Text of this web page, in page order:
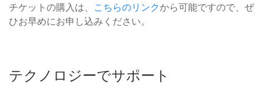
チケットの購入は、 こちらのリンクから可能ですので、ぜ
ひお早めにお申し込みください。
テクノロジーでサポート